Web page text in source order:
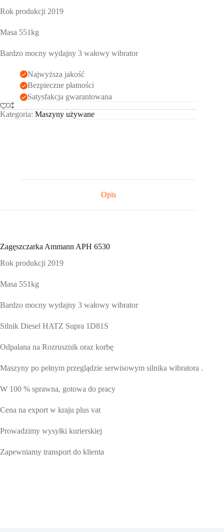
Rok produkcji 2019
Masa 551kg
Bardzo mocny wydajny 3 wałowy wibrator
Najwyższa jakość
Bezpieczne płatności
Satysfakcja gwarantowana
Kategoria: Maszyny używane
Opis
Zagęszczarka Ammann APH 6530
Rok produkcji 2019
Masa 551kg
Bardzo mocny wydajny 3 wałowy wibrator
Silnik Diesel HATZ Supra 1D81S
Odpalana na Rozrusznik oraz korbę
Maszyny po pełnym przeglądzie serwisowym silnika wibratora .
W 100 % sprawna, gotowa do pracy
Cena na export w kraju plus vat
Prowadzimy wysyłki kurierskiej
Zapewniamy transport do klienta